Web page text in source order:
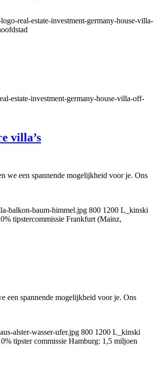
real-estate-investment-germany-house-villa-
estate-investment-germany-house-villa-off-
villa’s
we een spannende mogelijkheid voor je. Ons
balkon-baum-himmel.jpg 800 1200 L_kinski
tipstercommissie Frankfurt (Mainz,
een spannende mogelijkheid voor je. Ons
alster-wasser-ufer.jpg 800 1200 L_kinski
tipster commissie Hamburg: 1,5 miljoen